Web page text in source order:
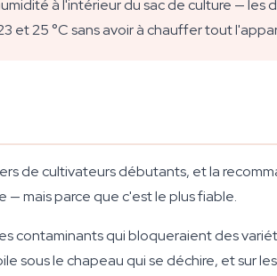
à l'intérieur du sac de culture — les
et 25 °C sans avoir à chauffer tout
de cultivateurs débutants, et la
— mais parce que c'est le plus fiable.
contaminants qui bloqueraient des
sous le chapeau qui se déchire, et sur